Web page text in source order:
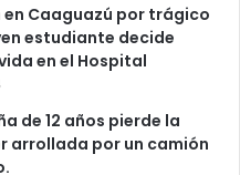
en Caaguazú por trágico
estudiante decide
en el Hospital
de 12 años pierde la
arrollada por un camión